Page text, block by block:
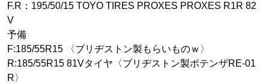
F.R：195/50/15 TOYO TIRES PROXES PROXES R1R 82
V
予備
F:185/55R15 〈ブリヂストン製もらいものｗ〉
R:185/55R15 81Vタイヤ〈ブリヂストン製ポテンザRE-01
R〉